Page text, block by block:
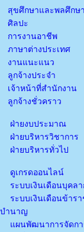
สุขศึกษาและพลศึกษา
ศิลปะ
การงานอาชีพ
ภาษาต่างประเทศ
งานแนะแนว
ลูกจ้างประจำ
เจ้าหน้าที่สำนักงาน
ลูกจ้างชั่วคราว
ฝ่ายงบประมาณ
ฝ่ายบริหารวิชาการ
ฝ่ายบริหารทั่วไป
ดูเกรดออนไลน์
ระบบเงินเดือนบุคลา
ระบบเงินเดือนข้าร
บำนาญ
แผนพัฒนาการจัดก